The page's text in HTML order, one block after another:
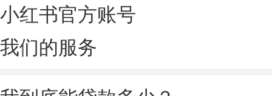
小红书官方账号
我们的服务